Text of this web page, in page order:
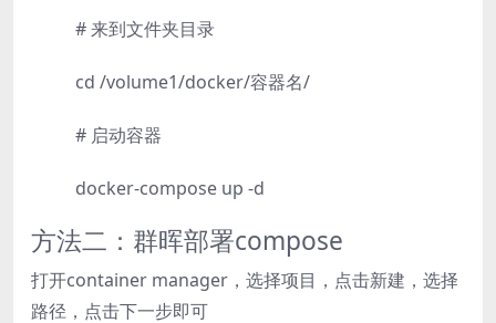
# 来到文件夹目录
cd /volume1/docker/容器名/
# 启动容器
docker-compose up -d
方法二：群晖部署compose
打开container manager，选择项目，点击新建，选择
路径，点击下一步即可